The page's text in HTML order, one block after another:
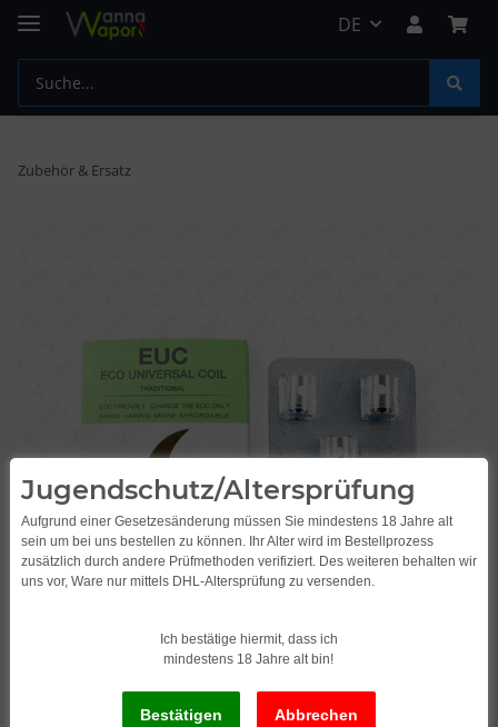
DE
Zubehör & Ersatz
Jugendschutz/Altersprüfung
Aufgrund einer Gesetzesänderung müssen Sie mindestens 18 Jahre alt
sein um bei uns bestellen zu können. Ihr Alter wird im Bestellprozess
zusätzlich durch andere Prüfmethoden verifiziert. Des weiteren behalten wir
uns vor, Ware nur mittels DHL-Altersprüfung zu versenden.
Ich bestätige hiermit, dass ich
mindestens 18 Jahre alt bin!